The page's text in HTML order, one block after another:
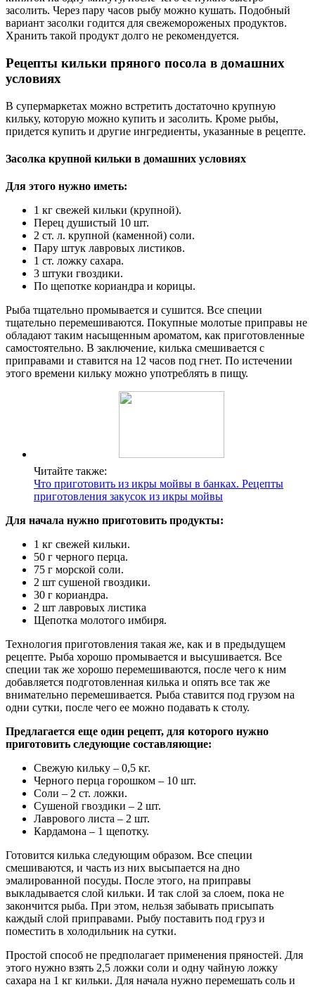
засолить. Через пару часов рыбу можно кушать. Подобный
вариант засолки годится для свежемороженых продуктов.
Хранить такой продукт долго не рекомендуется.
Рецепты кильки пряного посола в домашних
условиях
В супермаркетах можно встретить достаточно крупную
кильку, которую можно купить и засолить. Кроме рыбы,
придется купить и другие ингредиенты, указанные в рецепте.
Засолка крупной кильки в домашних условиях
Для этого нужно иметь:
1 кг свежей кильки (крупной).
Перец душистый 10 шт.
2 ст. л. крупной (каменной) соли.
Пару штук лавровых листиков.
1 ст. ложку сахара.
3 штуки гвоздики.
По щепотке кориандра и корицы.
Рыба тщательно промывается и сушится. Все специи
тщательно перемешиваются. Покупные молотые приправы не
обладают таким насыщенным ароматом, как приготовленные
самостоятельно. В заключение, килька смешивается с
приправами и ставится на 12 часов под гнет. По истечении
этого времени кильку можно употреблять в пищу.
Читайте также:
Что приготовить из икры мойвы в банках. Рецепты
приготовления закусок из икры мойвы
Для начала нужно приготовить продукты:
1 кг свежей кильки.
50 г черного перца.
75 г морской соли.
2 шт сушеной гвоздики.
30 г кориандра.
2 шт лавровых листика
Щепотка молотого имбиря.
Технология приготовления такая же, как и в предыдущем
рецепте. Рыба хорошо промывается и высушивается. Все
специи так же хорошо перемешиваются, после чего к ним
добавляется подготовленная килька и опять все так же
внимательно перемешивается. Рыба ставится под грузом на
одни сутки, после чего ее можно подавать к столу.
Предлагается еще один рецепт, для которого нужно
приготовить следующие составляющие:
Свежую кильку – 0,5 кг.
Черного перца горошком – 10 шт.
Соли – 2 ст. ложки.
Сушеной гвоздики – 2 шт.
Лаврового листа – 2 шт.
Кардамона – 1 щепотку.
Готовится килька следующим образом. Все специи
смешиваются, и часть из них высыпается на дно
эмалированной посуды. После этого, на приправы
выкладывается слой кильки. И так слой за слоем, пока не
закончится рыба. При этом, нельзя забывать присыпать
каждый слой приправами. Рыбу поставить под груз и
поместить в холодильник на сутки.
Простой способ не предполагает применения пряностей. Для
этого нужно взять 2,5 ложки соли и одну чайную ложку
сахара на 1 кг кильки. Для начала нужно перемешать соль и